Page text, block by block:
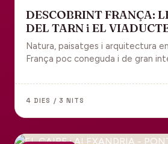
DESCOBRINT FRANÇA:
DEL TARN i EL
Natura, paisatges i arquitectura
França poc coneguda i de gran
de Millau.
4 DIES / 3 NITS